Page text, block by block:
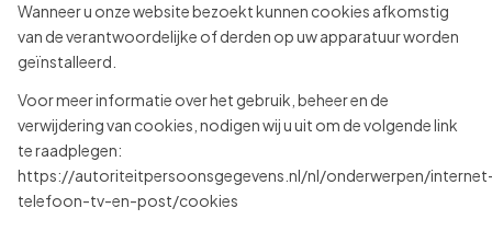
Wanneer u onze website bezoekt kunnen cookies afkomstig
van de verantwoordelijke of derden op uw apparatuur worden
geïnstalleerd.
Voor meer informatie over het gebruik, beheer en de
verwijdering van cookies, nodigen wij u uit om de volgende link
te raadplegen:
https://autoriteitpersoonsgegevens.nl/nl/onderwerpen/
telefoon-tv-en-post/cookies